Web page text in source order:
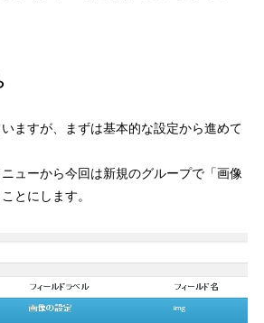
ますが、まずは基本的な設定から進めて
ューから今回は新規のグループで「画像
とにします。